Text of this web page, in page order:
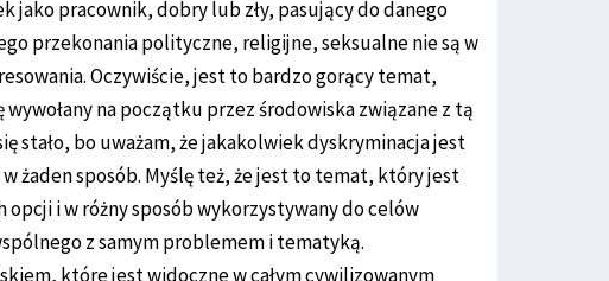
jako pracownik, dobry lub zły, pasujący do danego
przekonania polityczne, religijne, seksualne nie są w
Oczywiście, jest to bardzo gorący temat,
na początku przez środowiska związane z tą
stało, bo uważam, że jakakolwiek dyskryminacja jest
żaden sposób. Myślę też, że jest to temat, który jest
i w różny sposób wykorzystywany do celów
z samym problemem i tematyką.
które jest widoczne w całym cywilizowanym